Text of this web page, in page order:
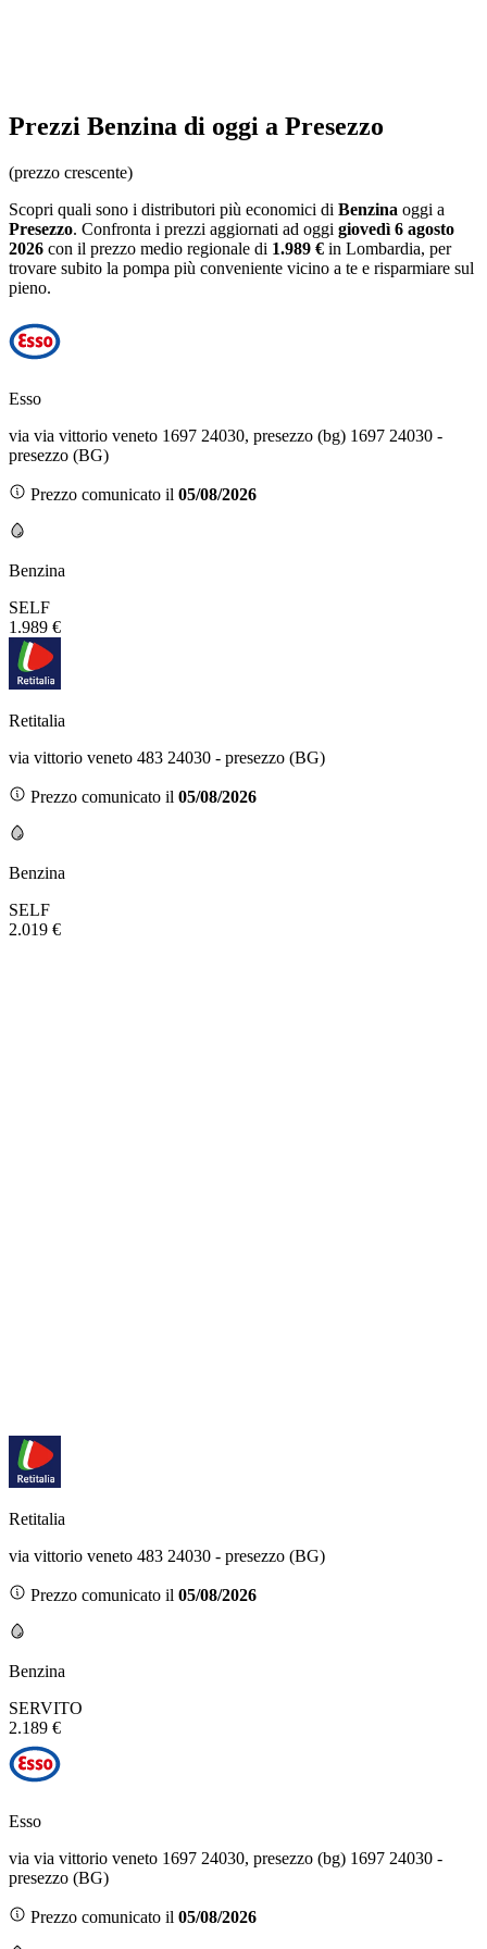
Prezzi Benzina di oggi a Presezzo
(prezzo crescente)
Scopri quali sono i distributori più economici di Benzina oggi a
Presezzo. Confronta i prezzi aggiornati ad oggi giovedì 6 agosto
2026 con il prezzo medio regionale di 1.989 € in Lombardia, per
trovare subito la pompa più conveniente vicino a te e risparmiare sul
pieno.
Esso
via via vittorio veneto 1697 24030, presezzo (bg) 1697 24030 -
presezzo (BG)
Prezzo comunicato il 05/08/2026
Benzina
SELF
1.989 €
Retitalia
via vittorio veneto 483 24030 - presezzo (BG)
Prezzo comunicato il 05/08/2026
Benzina
SELF
2.019 €
Retitalia
via vittorio veneto 483 24030 - presezzo (BG)
Prezzo comunicato il 05/08/2026
Benzina
SERVITO
2.189 €
Esso
via via vittorio veneto 1697 24030, presezzo (bg) 1697 24030 -
presezzo (BG)
Prezzo comunicato il 05/08/2026